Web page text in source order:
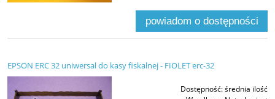
powiadom o dostępności
EPSON ERC 32 uniwersal do kasy fiskalnej - FIOLET erc-32
Dostępność:średnia ilość